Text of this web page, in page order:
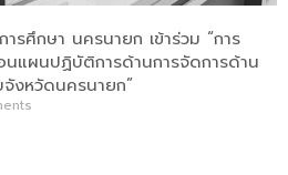
ศึกษา นครนายก เข้าร่วม “การ
นแผนปฏิบัติการด้านการจัดการด้าน
จังหวัดนครนายก”